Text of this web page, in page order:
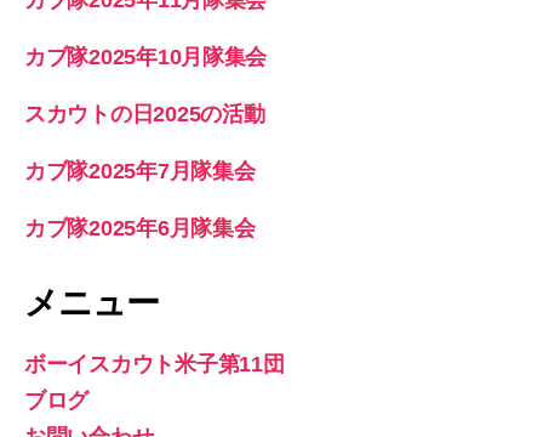
カブ隊2025年10月隊集会
スカウトの日2025の活動
カブ隊2025年7月隊集会
カブ隊2025年6月隊集会
メニュー
ボーイスカウト米子第11団
ブログ